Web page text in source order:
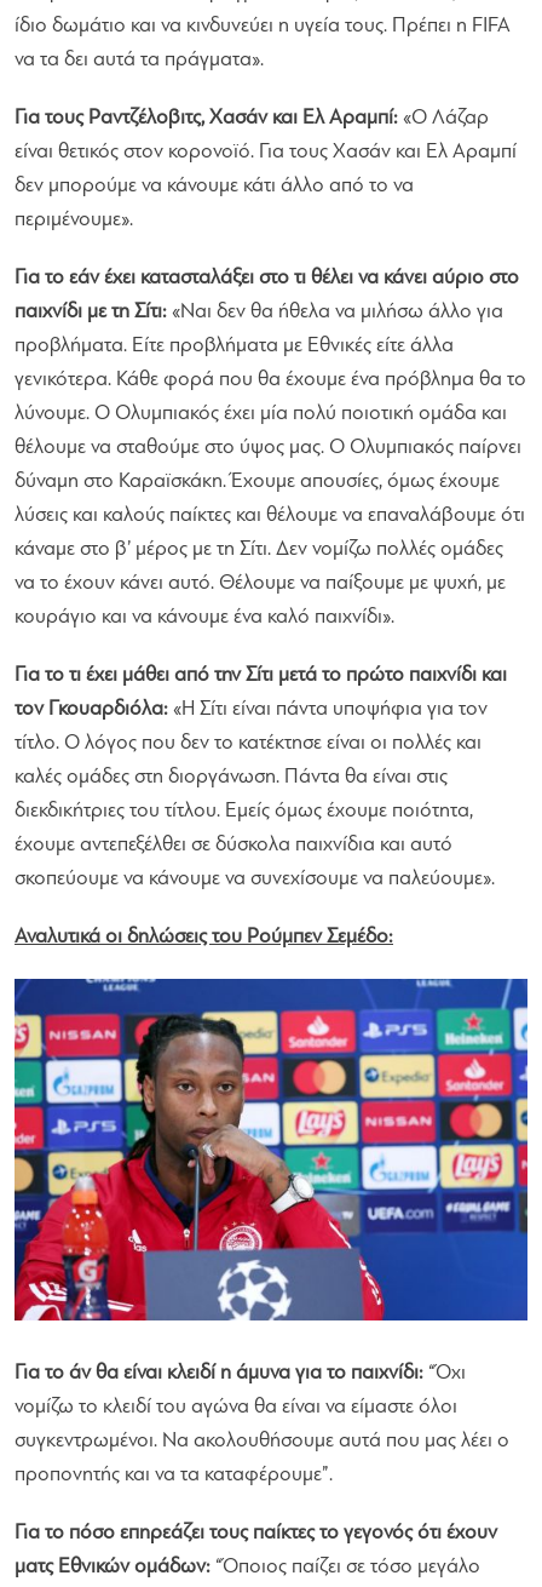
ίδιο δωμάτιο και να κινδυνεύει η υγεία τους. Πρέπει η FIFA
να τα δει αυτά τα πράγματα».
Για τους Ραντζέλοβιτς, Χασάν και Ελ Αραμπί: «Ο Λάζαρ
είναι θετικός στον κορονοϊό. Για τους Χασάν και Ελ Αραμπί
δεν μπορούμε να κάνουμε κάτι άλλο από το να
περιμένουμε».
Για το εάν έχει κατασταλάξει στο τι θέλει να κάνει αύριο στο
παιχνίδι με τη Σίτι: «Ναι δεν θα ήθελα να μιλήσω άλλο για
προβλήματα. Είτε προβλήματα με Εθνικές είτε άλλα
γενικότερα. Κάθε φορά που θα έχουμε ένα πρόβλημα θα το
λύνουμε. Ο Ολυμπιακός έχει μία πολύ ποιοτική ομάδα και
θέλουμε να σταθούμε στο ύψος μας. Ο Ολυμπιακός παίρνει
δύναμη στο Καραϊσκάκη. Έχουμε απουσίες, όμως έχουμε
λύσεις και καλούς παίκτες και θέλουμε να επαναλάβουμε ότι
κάναμε στο β’ μέρος με τη Σίτι. Δεν νομίζω πολλές ομάδες
να το έχουν κάνει αυτό. Θέλουμε να παίξουμε με ψυχή, με
κουράγιο και να κάνουμε ένα καλό παιχνίδι».
Για το τι έχει μάθει από την Σίτι μετά το πρώτο παιχνίδι και
τον Γκουαρδιόλα: «Η Σίτι είναι πάντα υποψήφια για τον
τίτλο. Ο λόγος που δεν το κατέκτησε είναι οι πολλές και
καλές ομάδες στη διοργάνωση. Πάντα θα είναι στις
διεκδικήτριες του τίτλου. Εμείς όμως έχουμε ποιότητα,
έχουμε αντεπεξέλθει σε δύσκολα παιχνίδια και αυτό
σκοπεύουμε να κάνουμε να συνεχίσουμε να παλεύουμε».
Αναλυτικά οι δηλώσεις του Ρούμπεν Σεμέδο:
Για το άν θα είναι κλειδί η άμυνα για το παιχνίδι: “Όχι
νομίζω το κλειδί του αγώνα θα είναι να είμαστε όλοι
συγκεντρωμένοι. Να ακολουθήσουμε αυτά που μας λέει ο
προπονητής και να τα καταφέρουμε”.
Για το πόσο επηρεάζει τους παίκτες το γεγονός ότι έχουν
ματς Εθνικών ομάδων: “Όποιος παίζει σε τόσο μεγάλο